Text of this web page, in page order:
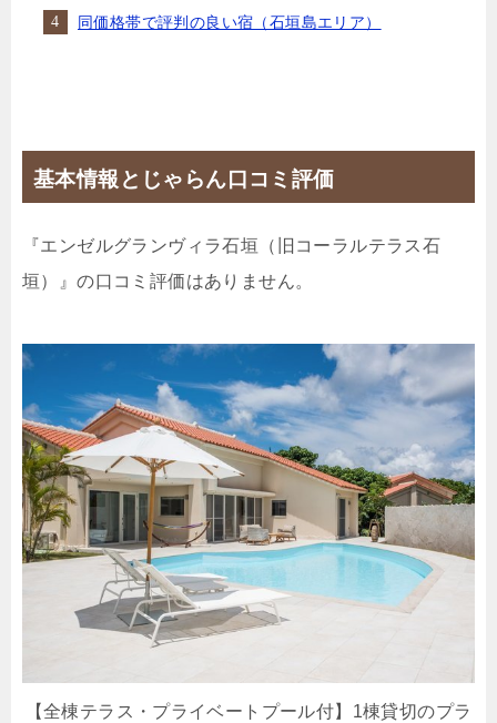
同価格帯で評判の良い宿（石垣島エリア）
基本情報とじゃらん口コミ評価
『エンゼルグランヴィラ石垣（旧コーラルテラス石
垣）』の口コミ評価はありません。
【全棟テラス・プライベートプール付】1棟貸切のプラ